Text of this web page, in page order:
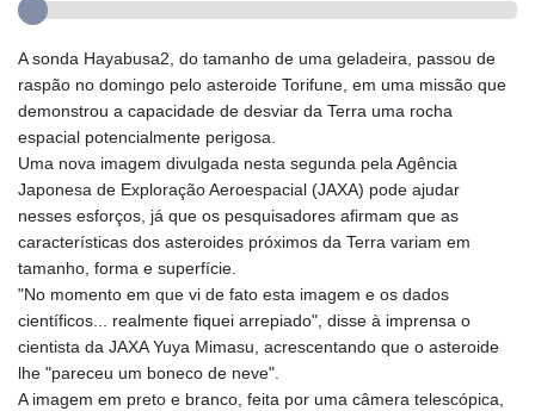
A sonda Hayabusa2, do tamanho de uma geladeira, passou de
raspão no domingo pelo asteroide Torifune, em uma missão que
demonstrou a capacidade de desviar da Terra uma rocha
espacial potencialmente perigosa.
Uma nova imagem divulgada nesta segunda pela Agência
Japonesa de Exploração Aeroespacial (JAXA) pode ajudar
nesses esforços, já que os pesquisadores afirmam que as
características dos asteroides próximos da Terra variam em
tamanho, forma e superfície.
"No momento em que vi de fato esta imagem e os dados
científicos... realmente fiquei arrepiado", disse à imprensa o
cientista da JAXA Yuya Mimasu, acrescentando que o asteroide
lhe "pareceu um boneco de neve".
A imagem em preto e branco, feita por uma câmera telescópica,